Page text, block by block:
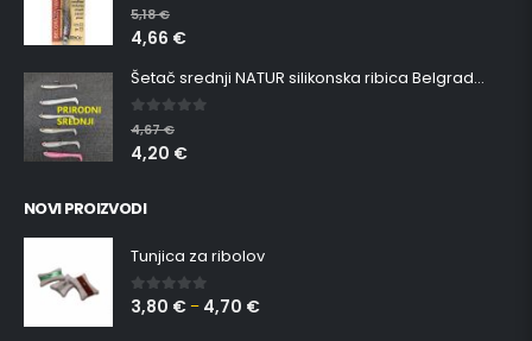
5.00out of 5
5,18€
4,66 €
Šetač srednji NATUR silikonska ribica Belgrade Walker
0 out of 5
4,67€
4,20 €
NOVI PROIZVODI
Tunjica za ribolov
0 out of 5
3,80 € – 4,70 €